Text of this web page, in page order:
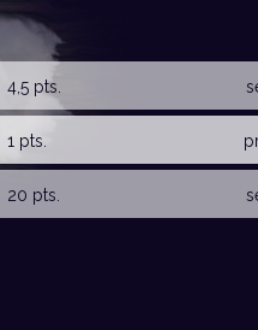
4,5 pts.
1 pts.
20 pts.